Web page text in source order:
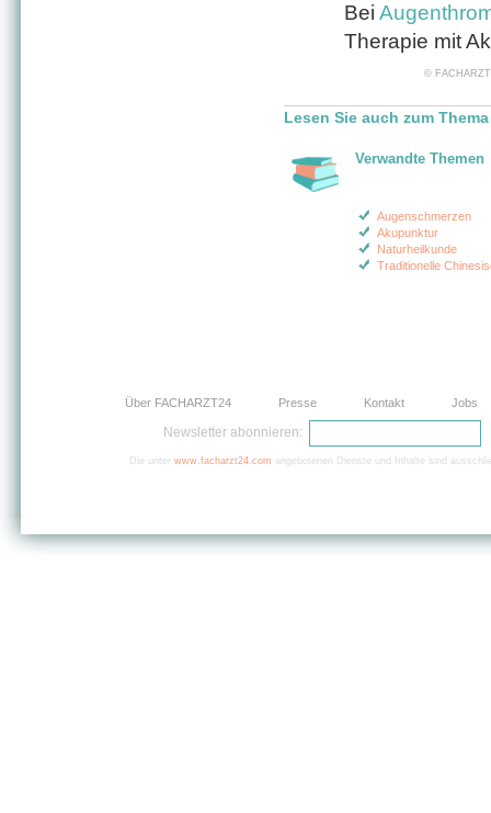
Bei
Therapie mit
©
Lesen Sie auch zum
Verwandte Themen
Augenschmerzen
Akupunktur
Naturheilkunde
Traditionelle
Über FACHARZT24 Presse Kontakt Jobs
Newsletter abonnieren:
Die unter www.facharzt24.com angebotenen Dienste und Inhalte sind